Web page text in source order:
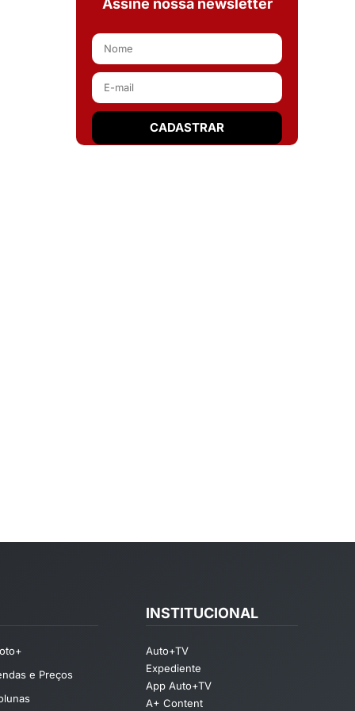
Assine nossa newsletter
e Preços
INSTITUCIONAL
Auto+TV
Expediente
App Auto+TV
A+ Content